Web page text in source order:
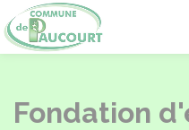
Fondation